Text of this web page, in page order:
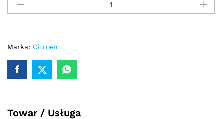
turbina
C4
2.0
109
KM
Marka: Citroen
Towar / Usługa